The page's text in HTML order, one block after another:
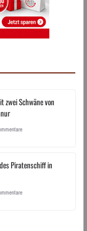
zwei Schwäne von
Piratenschiff in